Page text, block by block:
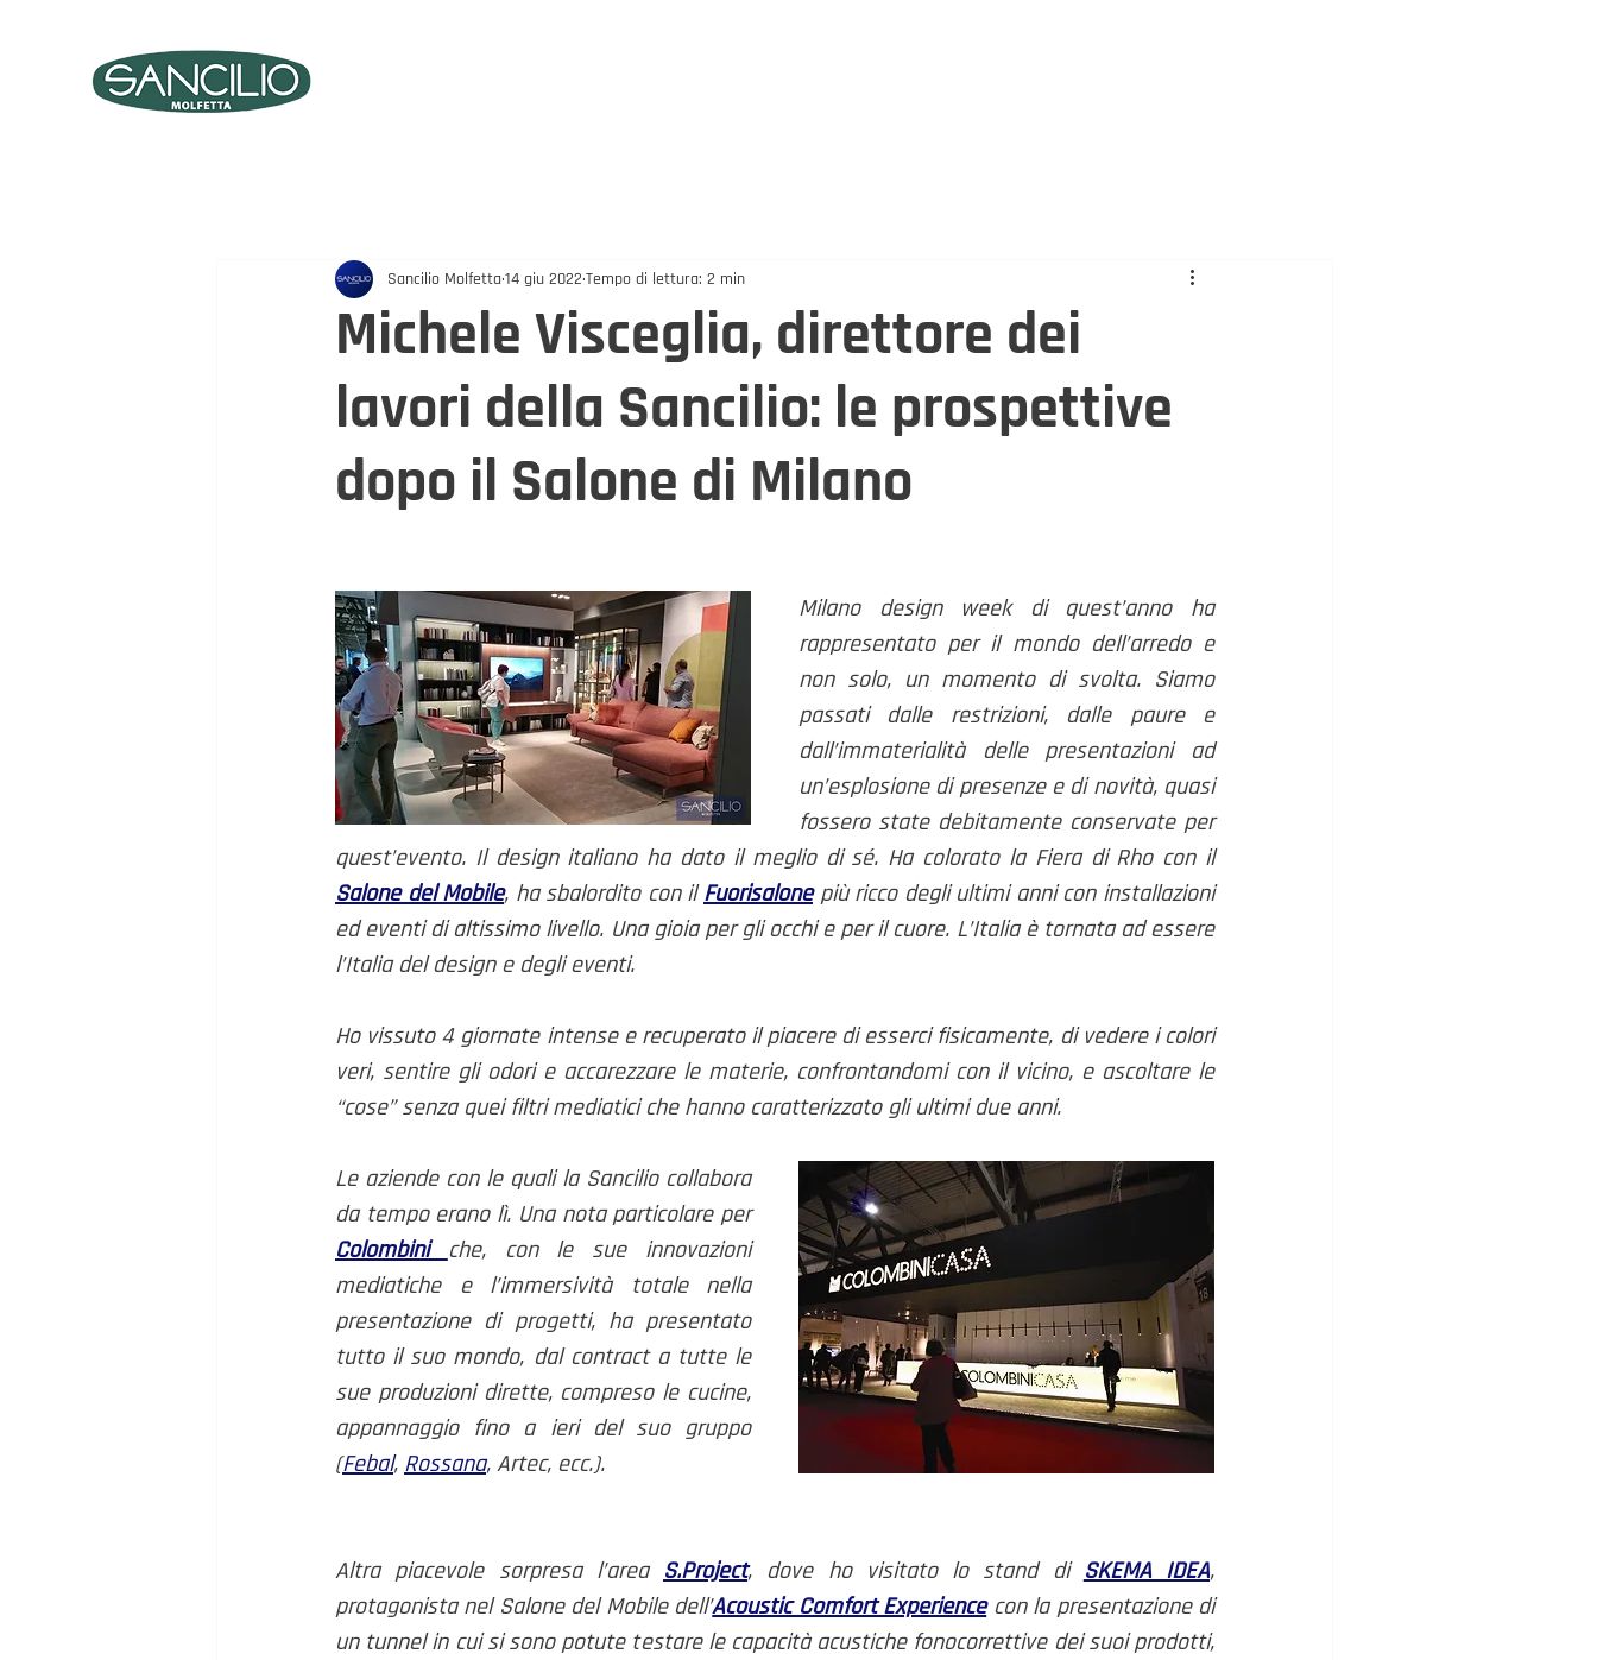
Michele Visceglia, direttore dei
lavori della Sancilio: le prospettive
dopo il Salone di Milano
Sancilio Molfetta14 giu 2022 Tempo di lettura: 2 min
Milano design week di quest’anno ha
rappresentato per il mondo dell’arredo e
non solo, un momento di svolta. Siamo
passati dalle restrizioni, dalle paure e
dall’immaterialità delle presentazioni ad
un’esplosione di presenze e di novità, quasi
fossero state debitamente conservate per
quest’evento. Il design italiano ha dato il meglio di sé. Ha colorato la Fiera di Rho con il
Salone del Mobile, ha sbalordito con il Fuorisalone più ricco degli ultimi anni con installazioni
ed eventi di altissimo livello. Una gioia per gli occhi e per il cuore. L’Italia è tornata ad essere
l’Italia del design e degli eventi.
Ho vissuto 4 giornate intense e recuperato il piacere di esserci fisicamente, di vedere i colori
veri, sentire gli odori e accarezzare le materie, confrontandomi con il vicino, e ascoltare le
“cose” senza quei filtri mediatici che hanno caratterizzato gli ultimi due anni.
Le aziende con le quali la Sancilio collabora
da tempo erano lì. Una nota particolare per
Colombini che, con le sue innovazioni
mediatiche e l’immersività totale nella
presentazione di progetti, ha presentato
tutto il suo mondo, dal contract a tutte le
sue produzioni dirette, compreso le cucine,
appannaggio fino a ieri del suo gruppo
(Febal, Rossana, Artec, ecc.).
Altra piacevole sorpresa l’area S.Project, dove ho visitato lo stand di SKEMA IDEA,
protagonista nel Salone del Mobile dell’Acoustic Comfort Experience con la presentazione di
un tunnel in cui si sono potute testare le capacità acustiche fonocorrettive dei suoi prodotti,